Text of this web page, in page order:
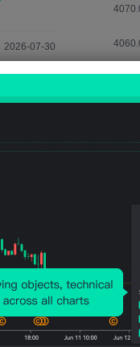
단위인
건비
예비
(제4분
기)
개정
(제3분
기)